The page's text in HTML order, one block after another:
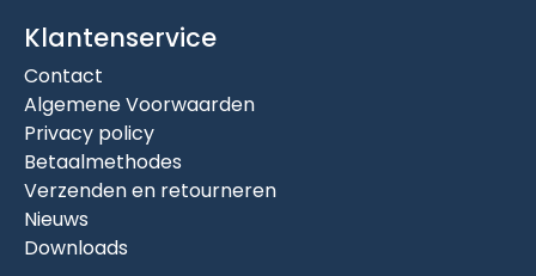
Klantenservice
Contact
Algemene Voorwaarden
Privacy policy
Betaalmethodes
Verzenden en retourneren
Nieuws
Downloads